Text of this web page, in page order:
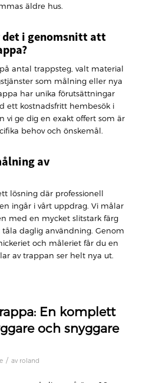
äldre hus.
det i genomsnitt att
antal trappsteg, valt material
som målning eller nya
har unika förutsättningar
ett kostnadsfritt hembesök i
vi ge dig en exakt offert som är
behov och önskemål.
av
lösning där professionell
ingår i vårt uppdrag. Vi målar
med en mycket slitstark färg
daglig användning. Genom
och måleriet får du en
av trappan ser helt nya ut.
En komplett
och snyggare
/ av roland